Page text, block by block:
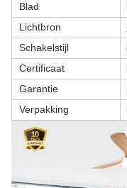
Blad
Lichtbron
Schakelstijl
Certificaat
Garantie
Verpakking